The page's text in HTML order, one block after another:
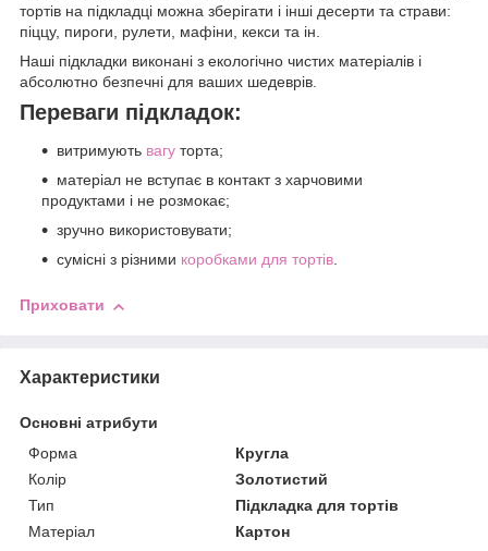
тортів на підкладці можна зберігати і інші десерти та страви:
піццу, пироги, рулети, мафіни, кекси та ін.
Наші підкладки виконані з екологічно чистих матеріалів і
абсолютно безпечні для ваших шедеврів.
Переваги підкладок:
витримують вагу торта;
матеріал не вступає в контакт з харчовими
продуктами і не розмокає;
зручно використовувати;
сумісні з різними коробками для тортів.
Приховати
Характеристики
Основні атрибути
Форма
Кругла
Колір
Золотистий
Тип
Підкладка для тортів
Матеріал
Картон